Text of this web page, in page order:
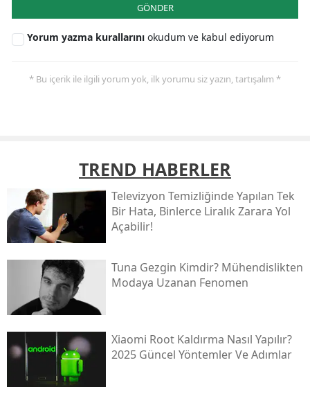
GÖNDER
Yorum yazma kurallarını okudum ve kabul ediyorum
* Bu içerik ile ilgili yorum yok, ilk yorumu siz yazın, tartışalım *
TREND HABERLER
Televizyon Temizliğinde Yapılan Tek
Bir Hata, Binlerce Liralık Zarara Yol
Açabilir!
Tuna Gezgin Kimdir? Mühendislikten
Modaya Uzanan Fenomen
Xiaomi Root Kaldırma Nasıl Yapılır?
2025 Güncel Yöntemler Ve Adımlar